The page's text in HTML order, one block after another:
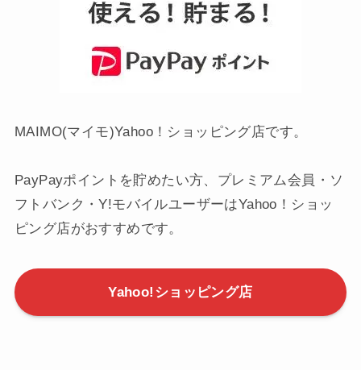
MAIMO(マイモ)Yahoo！ショッピング店です。
PayPayポイントを貯めたい方、プレミアム会員・ソ
フトバンク・Y!モバイルユーザーはYahoo！ショッ
ピング店がおすすめです。
Yahoo!ショッピング店